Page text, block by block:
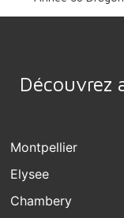
Découvrez
Montpellier
Elysee
Chambery